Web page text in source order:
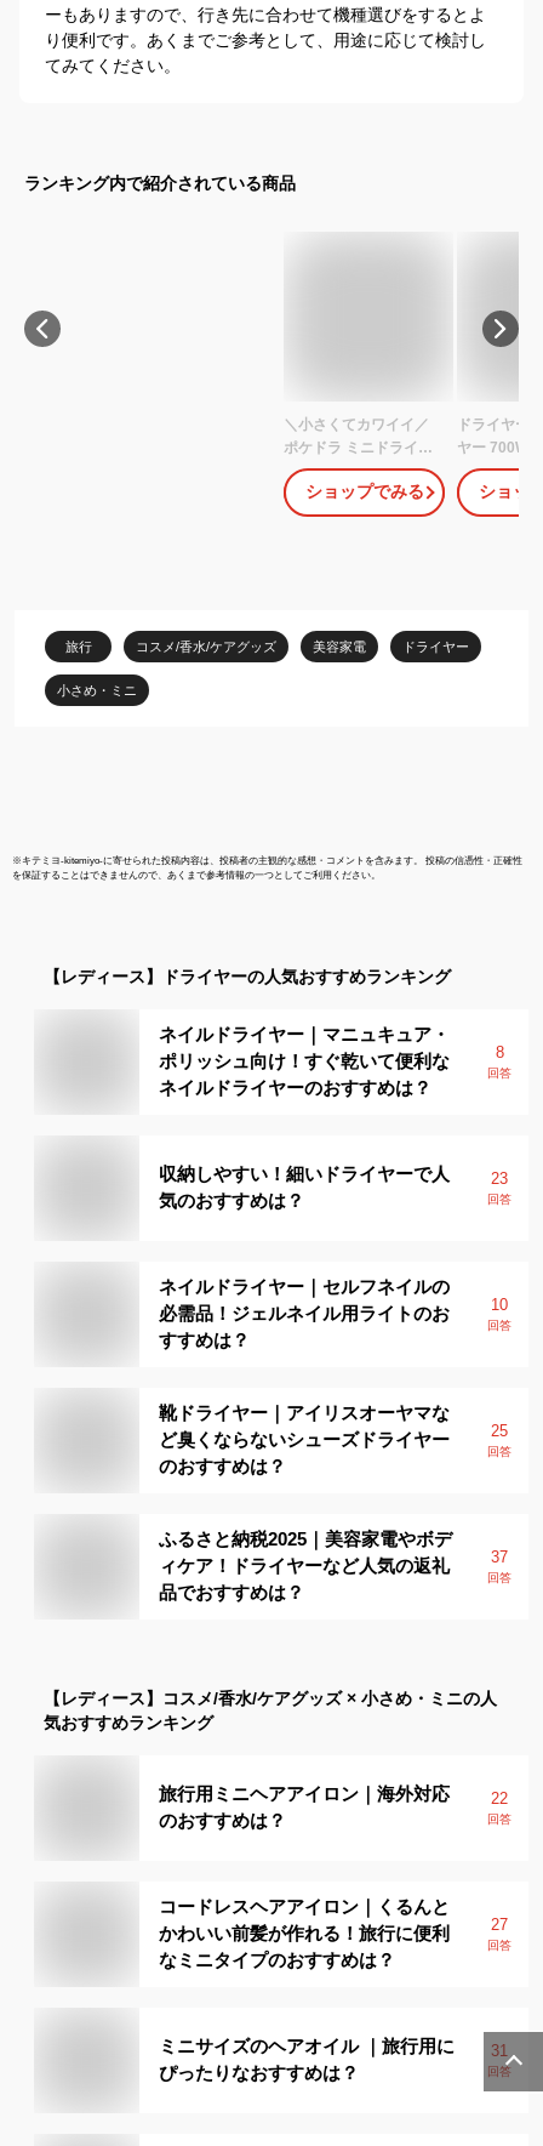
ーもありますので、行き先に合わせて機種選びをするとよ
り便利です。あくまでご参考として、用途に応じて検討し
てみてください。
ランキング内で紹介されている商品
＼小さくてカワイイ／
ポケドラ ミニドライヤ
ー コイズミ (KHD-
9730） コンパクト ヘア
ドライヤー 小型 軽量 収
性 誕生日 実用品 実用的
ショップでみる
ドライヤー
ヤー 700W
イズ 小型
クト ポケド
簡単 旅行
ショッ
旅行 コスメ/香水/ケアグッズ 美容家電 ドライヤー
小さめ・ミニ
※キテミヨ-kitemiyo-に寄せられた投稿内容は、投稿者の主観的な感想・コメントを含みます。 投稿の信憑性・正確性
を保証することはできませんので、あくまで参考情報の一つとしてご利用ください。
【レディース】 ドライヤーの人気おすすめランキング
ネイルドライヤー｜マニュキュア・
ポリッシュ向け！すぐ乾いて便利な
ネイルドライヤーのおすすめは？
8
回答
収納しやすい！細いドライヤーで人
気のおすすめは？
23
回答
ネイルドライヤー｜セルフネイルの
必需品！ジェルネイル用ライトのお
すすめは？
10
回答
靴ドライヤー｜アイリスオーヤマな
ど臭くならないシューズドライヤー
のおすすめは？
25
回答
ふるさと納税2025｜美容家電やボデ
ィケア！ドライヤーなど人気の返礼
品でおすすめは？
37
回答
【レディース】 コスメ/香水/ケアグッズ × 小さめ・ミニの人
気おすすめランキング
旅行用ミニヘアアイロン｜海外対応
のおすすめは？
22
回答
コードレスヘアアイロン｜くるんと
かわいい前髪が作れる！旅行に便利
なミニタイプのおすすめは？
27
回答
ミニサイズのヘアオイル ｜旅行用に
ぴったりなおすすめは？
31
回答